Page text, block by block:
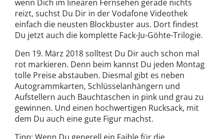
wenn Dich im linearen Fernsehen gerade nichts
reizt, suchst Du Dir in der Vodafone Videothek
einfach die neusten Blockbuster aus. Dort findest
Du jetzt auch die komplette Fack-Ju-Göhte-Trilogie.
Den 19. März 2018 solltest Du Dir auch schon mal
rot markieren. Denn beim kannst Du jeden Montag
tolle Preise abstauben. Diesmal gibt es neben
Autogrammkarten, Schlüsselanhängern und
Aufstellern auch Bauchtaschen in pink und grau zu
gewinnen. Und einen hochwertigen Rucksack, mit
dem Du auch eine gute Figur machst.